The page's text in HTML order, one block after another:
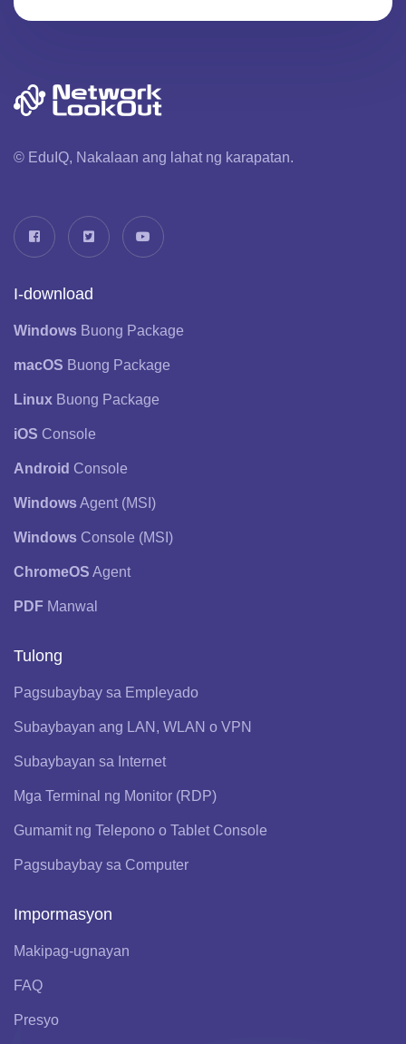
© EduIQ, Nakalaan ang lahat ng karapatan.
I-download
Windows Buong Package
macOS Buong Package
Linux Buong Package
iOS Console
Android Console
WindowsAgent (MSI)
Windows Console (MSI)
ChromeOS Agent
PDF Manwal
Tulong
Pagsubaybay sa Empleyado
Subaybayan ang LAN, WLAN o VPN
Subaybayan sa Internet
Mga Terminal ng Monitor (RDP)
Gumamit ng Telepono o Tablet Console
Pagsubaybay sa Computer
Impormasyon
Makipag-ugnayan
FAQ
Presyo